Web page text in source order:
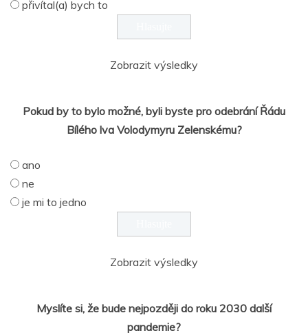
přivítal(a) bych to
Zobrazit výsledky
Pokud by to bylo možné, byli byste pro odebrání Řádu
Bílého lva Volodymyru Zelenskému?
ano
ne
je mi to jedno
Zobrazit výsledky
Myslíte si, že bude nejpozději do roku 2030 další
pandemie?